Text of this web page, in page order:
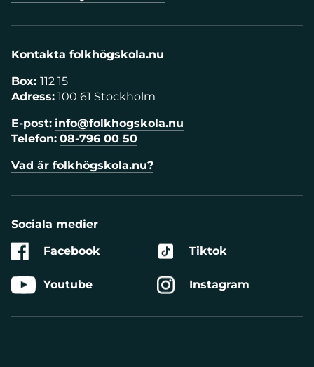
Kontakta folkhögskola.nu
Box: 112 15
Adress: 100 61 Stockholm
E-post: info@folkhogskola.nu
Telefon: 08-796 00 50
Vad är folkhögskola.nu?
Sociala medier
Facebook
Youtube
Tiktok
Instagram